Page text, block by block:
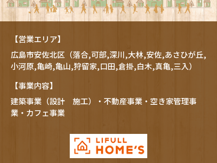
【営業エリア】
広島市安佐北区（落合,可部,深川,大林,安佐,あさひが丘,
小河原,亀崎,亀山,狩留家,口田,倉掛,白木,真亀,三入）
【事業内容】
建築事業（設計 施工）・不動産事業・空き家管理事
業・カフェ事業